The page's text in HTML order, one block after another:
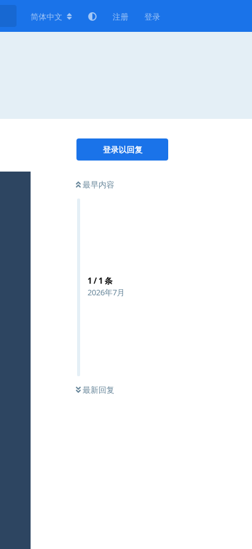
简体中文 注册 登录
登录以回复
最早内容
1 /1 条
2026年7月
最新回复